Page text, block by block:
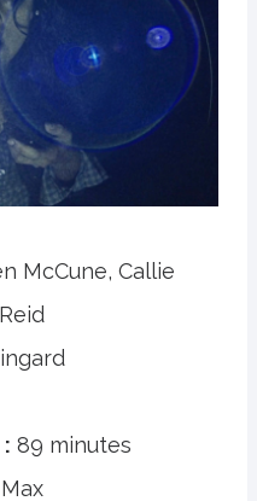
McCune, Callie
89 minutes